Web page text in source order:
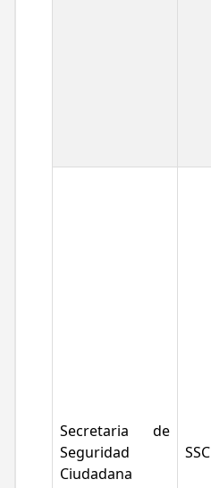
Secretaria de
Seguridad
Ciudadana
SSC